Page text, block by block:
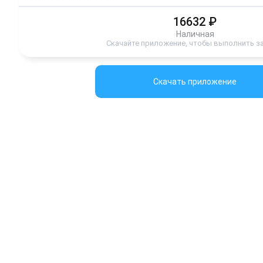
16632 ₽
Наличная
Скачайте приложение, чтобы выполнить
Скачать приложение